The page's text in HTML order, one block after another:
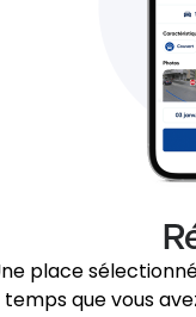
place
temps que vous